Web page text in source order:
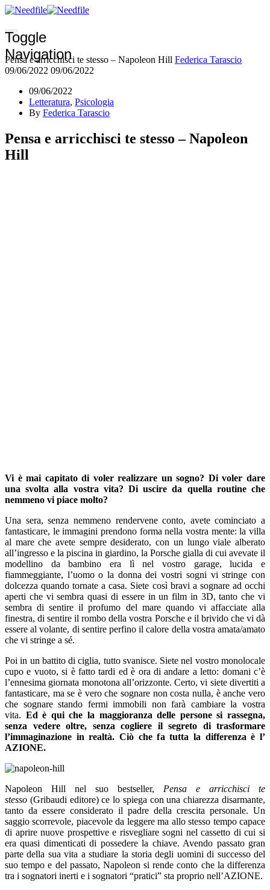
Toggle
Navigation
Pensa e arricchisci te stesso – Napoleon Hill Federica Tarascio
09/06/2022 09/06/2022
09/06/2022
Letteratura, Psicologia
By Federica Tarascio
Pensa e arricchisci te stesso – Napoleon
Hill
Vi è mai capitato di voler realizzare un sogno? Di voler dare
una svolta alla vostra vita? Di uscire da quella routine che
nemmeno vi piace molto?
Una sera, senza nemmeno rendervene conto, avete cominciato a
fantasticare, le immagini prendono forma nella vostra mente: la villa
al mare che avete sempre desiderato, con un lungo viale alberato
all’ingresso e la piscina in giardino, la Porsche gialla di cui avevate il
modellino da bambino era lì nel vostro garage, lucida e
fiammeggiante, l’uomo o la donna dei vostri sogni vi stringe con
dolcezza quando tornate a casa. Siete così bravi a sognare ad occhi
aperti che vi sembra quasi di essere in un film in 3D, tanto che vi
sembra di sentire il profumo del mare quando vi affacciate alla
finestra, di sentire il rombo della vostra Porsche e il brivido che vi dà
essere al volante, di sentire perfino il calore della vostra amata/amato
che vi stringe a sé.
Poi in un battito di ciglia, tutto svanisce. Siete nel vostro monolocale
cupo e vuoto, si è fatto tardi ed è ora di andare a letto: domani c’è
l’ennesima giornata monotona all’orizzonte. Certo, vi siete divertiti a
fantasticare, ma se è vero che sognare non costa nulla, è anche vero
che sognare stando fermi immobili non farà cambiare la vostra
vita. Ed è qui che la maggioranza delle persone si rassegna,
senza vedere oltre, senza cogliere il segreto di trasformare
l’immaginazione in realtà. Ciò che fa tutta la differenza è l’
AZIONE.
Napoleon Hill nel suo bestseller, Pensa e arricchisci te
stesso (Gribaudi editore) ce lo spiega con una chiarezza disarmante,
tanto da essere considerato il padre della crescita personale. Un
saggio scorrevole, piacevole da leggere ma allo stesso tempo capace
di aprire nuove prospettive e risvegliare sogni nel cassetto di cui si
era quasi dimenticati di possedere la chiave. Avendo passato gran
parte della sua vita a studiare la storia degli uomini di successo del
suo tempo e del passato, Napoleon si rende conto che la differenza
tra i sognatori inerti e i sognatori “pratici” sta proprio nell’AZIONE.